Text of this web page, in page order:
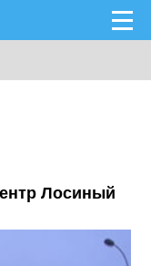
Лосиный